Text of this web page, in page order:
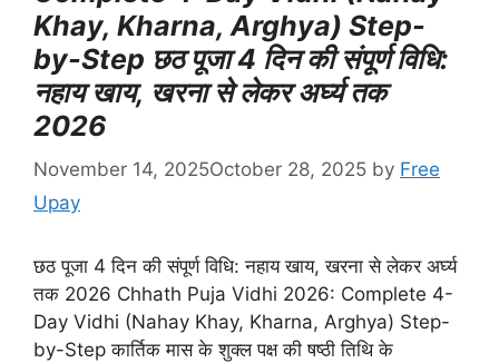
Khay, Kharna, Arghya) Step-
by-Step छठ पूजा 4 दिन की संपूर्ण विधि:
नहाय खाय, खरना से लेकर अर्घ्य तक
2026
November 14, 2025October 28, 2025 by Free
Upay
छठ पूजा 4 दिन की संपूर्ण विधि: नहाय खाय, खरना से लेकर अर्घ्य
तक 2026 Chhath Puja Vidhi 2026: Complete 4-
Day Vidhi (Nahay Khay, Kharna, Arghya) Step-
by-Step कार्तिक मास के शुक्ल पक्ष की षष्ठी तिथि के